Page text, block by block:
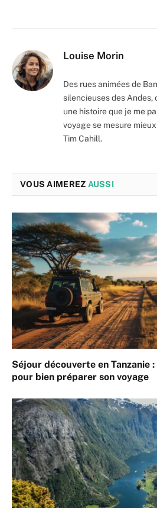
Louise Morin
Des rues animées de
silencieuses des
une histoire que je me
voyage se mesure
Tim Cahill.
VOUS AIMEREZ AUSSI
Séjour découverte en Tanzanie
pour bien préparer son voyage